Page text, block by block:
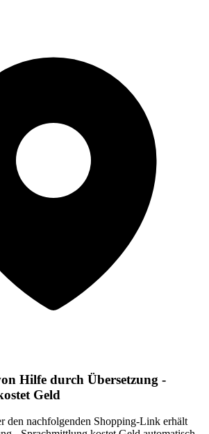
Hilfe durch Übersetzung -
Geld
den nachfolgenden Shopping-Link erhält